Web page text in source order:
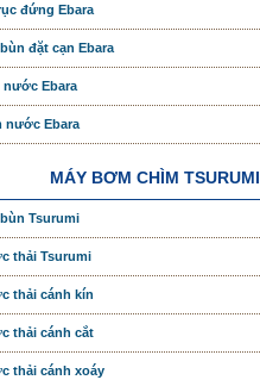
đứng Ebara
đặt cạn Ebara
Ebara
nước Ebara
MÁY BƠM CHÌM TSURUMI
Tsurumi
thải Tsurumi
thải cánh kín
thải cánh cắt
thải cánh xoáy